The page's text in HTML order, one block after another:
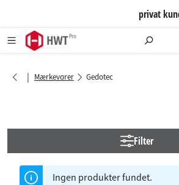
privat
| Mærkevarer Gedotec
Filter
Ingen produkter fundet.